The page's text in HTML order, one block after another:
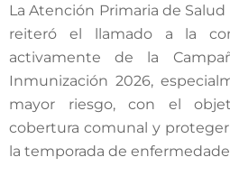
La Atención Primaria de Salud
reiteró el llamado a la
activamente de la
Inmunización 2026,
mayor riesgo, con el
cobertura comunal y
la temporada de